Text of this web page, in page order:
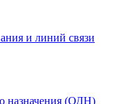
и линий связи
назначения (ОДН)